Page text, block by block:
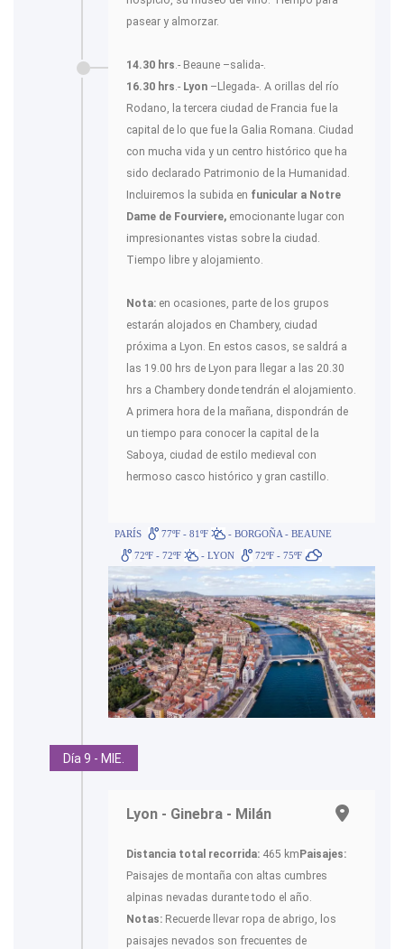
pasear y almorzar.
14.30 hrs.- Beaune –salida-.
16.30 hrs.- Lyon –Llegada-. A orillas del río
Rodano, la tercera ciudad de Francia fue la
capital de lo que fue la Galia Romana. Ciudad
con mucha vida y un centro histórico que ha
sido declarado Patrimonio de la Humanidad.
Incluiremos la subida en funicular a Notre
Dame de Fourviere, emocionante lugar con
impresionantes vistas sobre la ciudad.
Tiempo libre y alojamiento.
Nota: en ocasiones, parte de los grupos
estarán alojados en Chambery, ciudad
próxima a Lyon. En estos casos, se saldrá a
las 19.00 hrs de Lyon para llegar a las 20.30
hrs a Chambery donde tendrán el alojamiento.
A primera hora de la mañana, dispondrán de
un tiempo para conocer la capital de la
Saboya, ciudad de estilo medieval con
hermoso casco histórico y gran castillo.
PARÍS 77ºF - 81ºF
- BORGOÑA - BEAUNE
72ºF - 72ºF
- LYON 72ºF - 75ºF
Día 9 - MIE.
Lyon - Ginebra - Milán
Distancia total recorrida: 465 km Paisajes:
Paisajes de montaña con altas cumbres
alpinas nevadas durante todo el año.
Notas: Recuerde llevar ropa de abrigo, los
paisajes nevados son frecuentes de